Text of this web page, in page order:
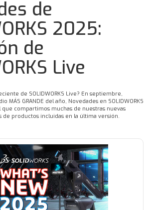
de
2025:
de
Live
de SOLIDWORKS Live? En septiembre,
MÁS GRANDE del año, Novedades en SOLIDWORKS
compartimos muchas de nuestras nuevas
de productos incluidas en la última versión.